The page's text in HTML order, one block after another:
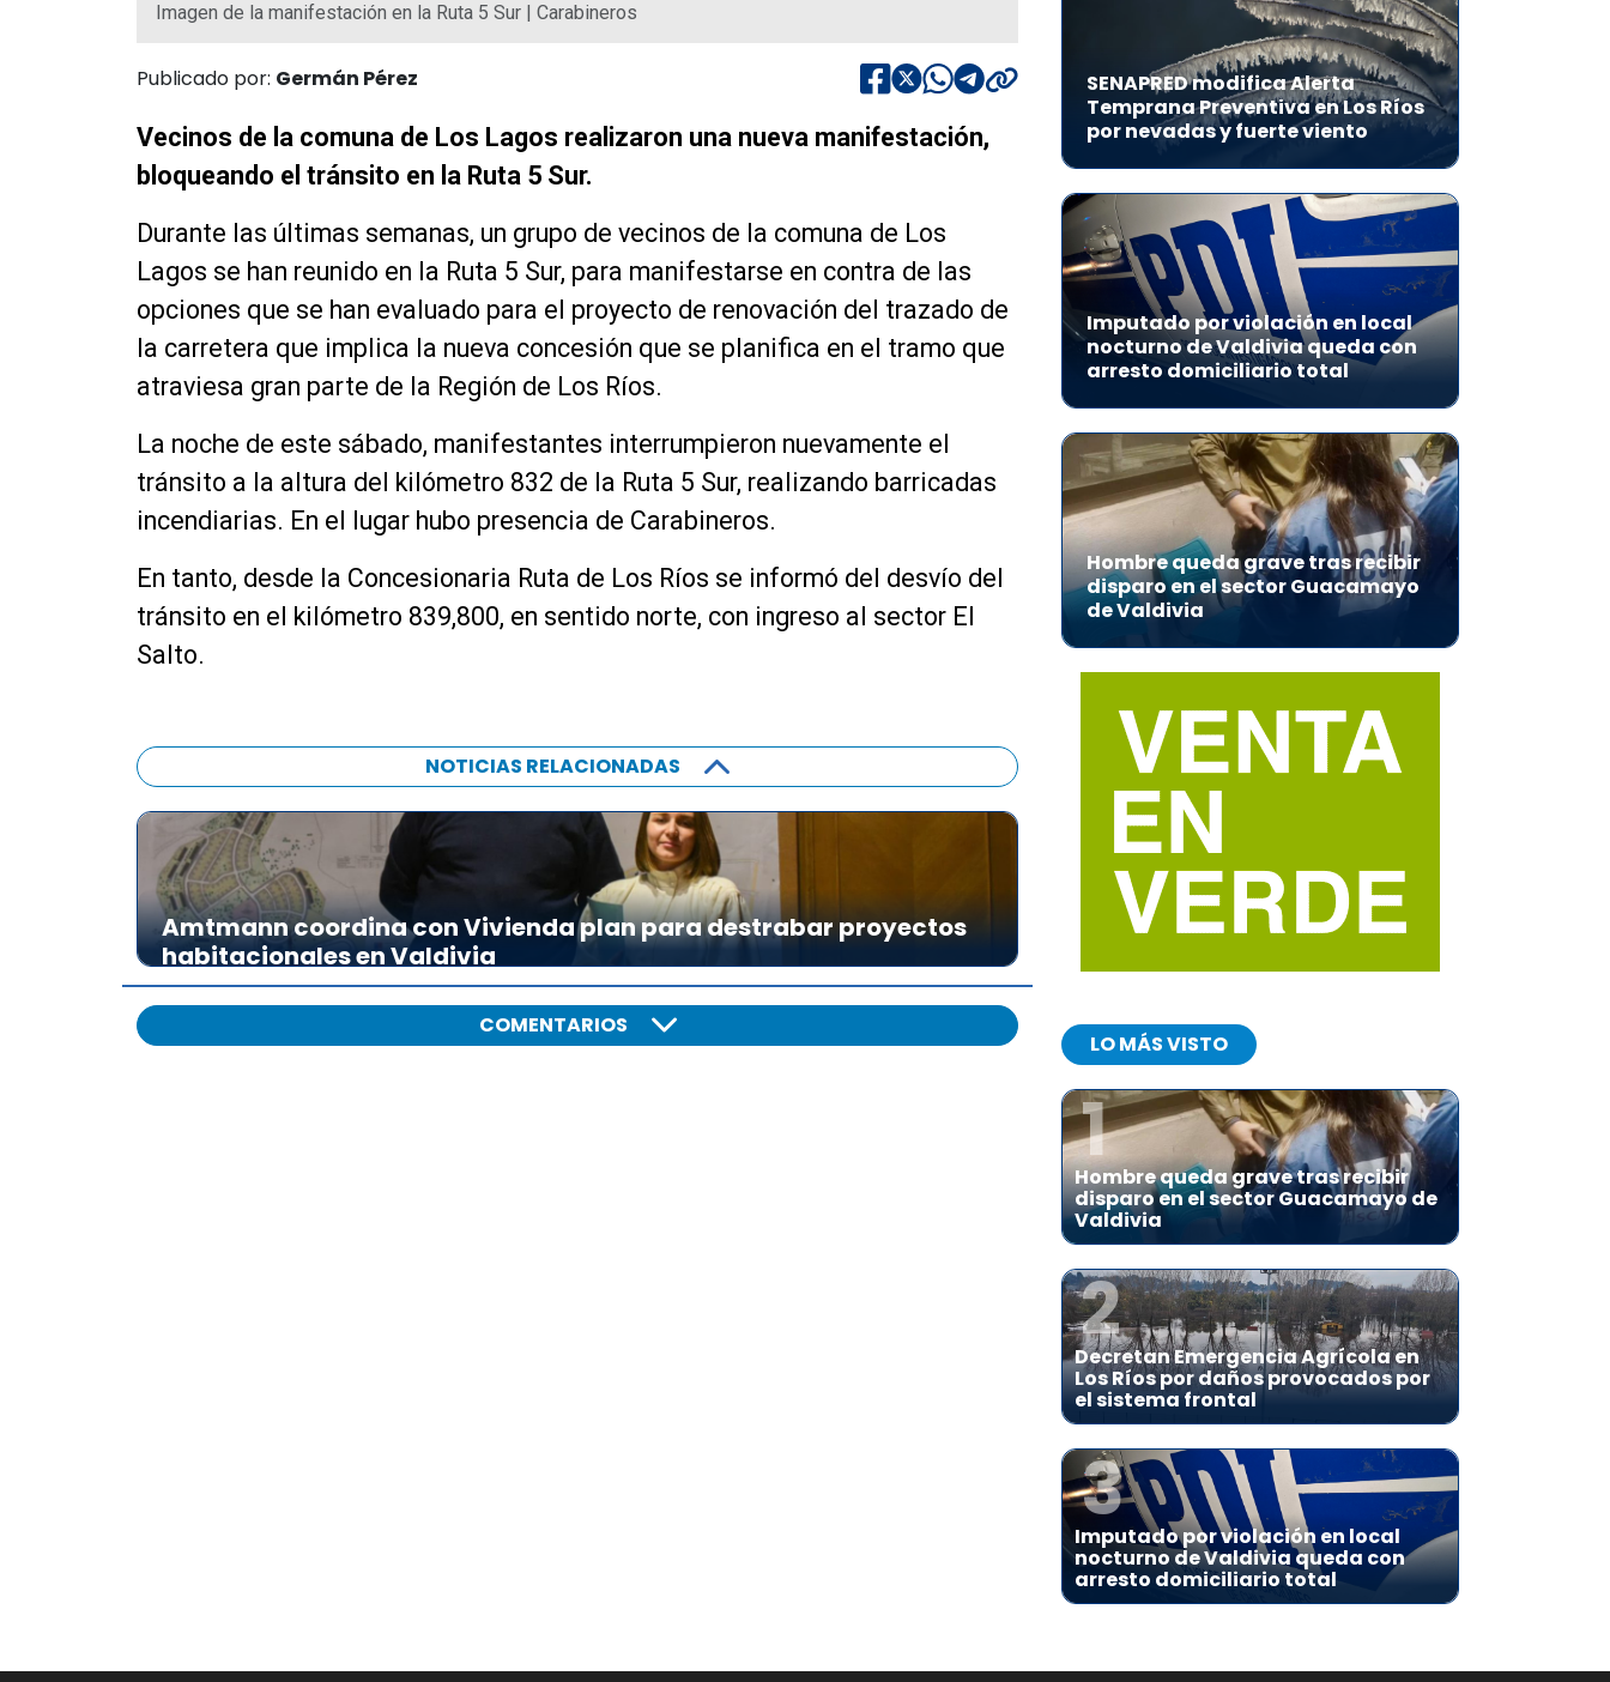
Imagen de la manifestación en la Ruta 5 Sur | Carabineros
Publicado por: Germán Pérez
Vecinos de la comuna de Los Lagos realizaron una nueva manifestación,
bloqueando el tránsito en la Ruta 5 Sur.
Durante las últimas semanas, un grupo de vecinos de la comuna de Los
Lagos se han reunido en la Ruta 5 Sur, para manifestarse en contra de las
opciones que se han evaluado para el proyecto de renovación del trazado de
la carretera que implica la nueva concesión que se planifica en el tramo que
atraviesa gran parte de la Región de Los Ríos.
La noche de este sábado, manifestantes interrumpieron nuevamente el
tránsito a la altura del kilómetro 832 de la Ruta 5 Sur, realizando barricadas
incendiarias. En el lugar hubo presencia de Carabineros.
En tanto, desde la Concesionaria Ruta de Los Ríos se informó del desvío del
tránsito en el kilómetro 839,800, en sentido norte, con ingreso al sector El
Salto.
NOTICIAS RELACIONADAS
Amtmann coordina con Vivienda plan para destrabar proyectos
habitacionales en Valdivia
COMENTARIOS
SENAPRED modifica Alerta
Temprana Preventiva en Los Ríos
por nevadas y fuerte viento
Imputado por violación en local
nocturno de Valdivia queda con
arresto domiciliario total
Hombre queda grave tras recibir
disparo en el sector Guacamayo
de Valdivia
LO MÁS VISTO
1
Hombre queda grave tras recibir
disparo en el sector Guacamayo de
Valdivia
2
Decretan Emergencia Agrícola en
Los Ríos por daños provocados por
el sistema frontal
3
Imputado por violación en local
nocturno de Valdivia queda con
arresto domiciliario total